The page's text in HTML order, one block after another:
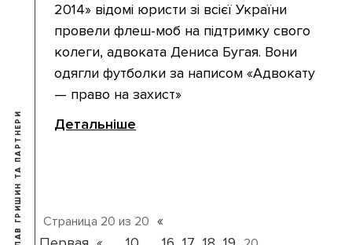
2014» відомі юристи зі всієї України
провели флеш-моб на підтримку свого
колеги, адвоката Дениса Бугая. Вони
одягли футболки за написом «Адвокату
— право на захист»
Детальніше
Страница 20 из 20 «